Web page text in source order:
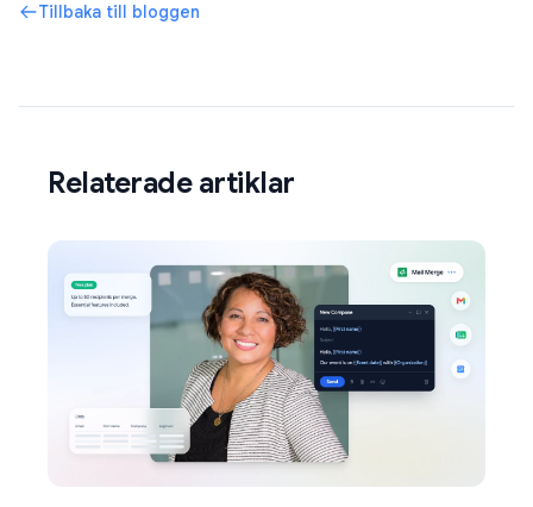
Tillbaka till bloggen
Relaterade artiklar